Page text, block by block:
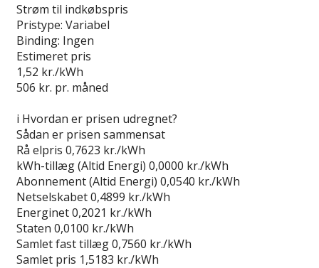
Strøm til indkøbspris
Pristype: Variabel
Binding: Ingen
Estimeret pris
1,52 kr./kWh
506 kr. pr. måned
i Hvordan er prisen udregnet?
Sådan er prisen sammensat
Rå elpris 0,7623 kr./kWh
kWh-tillæg (Altid Energi) 0,0000 kr./kWh
Abonnement (Altid Energi) 0,0540 kr./kWh
Netselskabet0,4899 kr./kWh
Energinet0,2021 kr./kWh
Staten 0,0100 kr./kWh
Samlet fast tillæg0,7560 kr./kWh
Samlet pris 1,5183 kr./kWh